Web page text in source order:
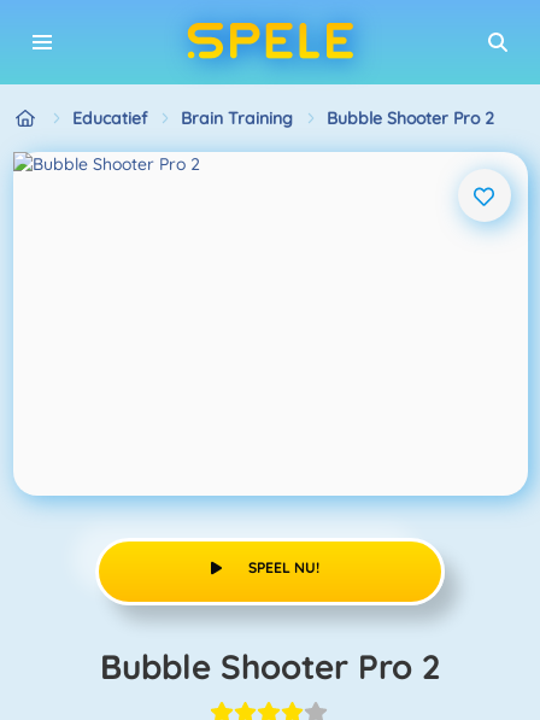
Educatief Brain Training Bubble Shooter Pro 2
SPEEL NU!
Bubble Shooter Pro 2